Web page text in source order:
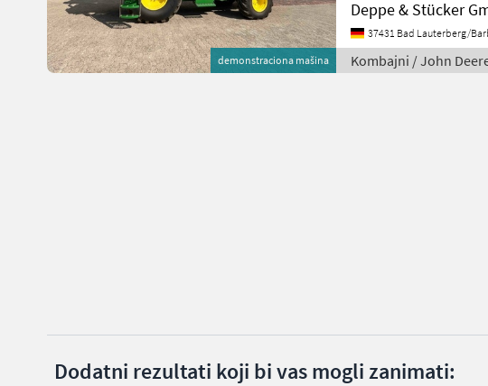
demonstraciona mašina
Deppe & Stücker
37431 Bad Lauterberg/
Kombajni / John
Dodatni rezultati koji bi vas mogli zanimati: